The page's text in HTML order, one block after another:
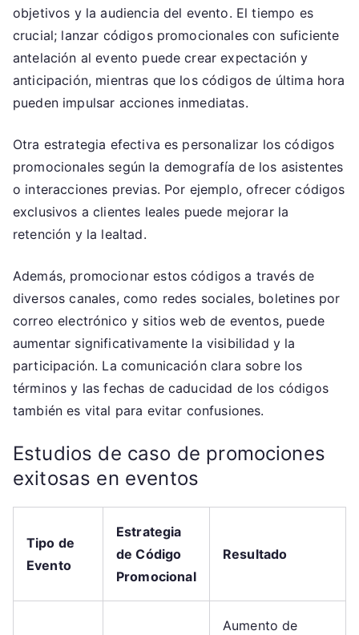
objetivos y la audiencia del evento. El tiempo es
crucial; lanzar códigos promocionales con suficiente
antelación al evento puede crear expectación y
anticipación, mientras que los códigos de última hora
pueden impulsar acciones inmediatas.
Otra estrategia efectiva es personalizar los códigos
promocionales según la demografía de los asistentes
o interacciones previas. Por ejemplo, ofrecer códigos
exclusivos a clientes leales puede mejorar la
retención y la lealtad.
Además, promocionar estos códigos a través de
diversos canales, como redes sociales, boletines por
correo electrónico y sitios web de eventos, puede
aumentar significativamente la visibilidad y la
participación. La comunicación clara sobre los
términos y las fechas de caducidad de los códigos
también es vital para evitar confusiones.
Estudios de caso de promociones
exitosas en eventos
Tipo de
Evento
Estrategia
de Código
Promocional
Resultado
Aumento de